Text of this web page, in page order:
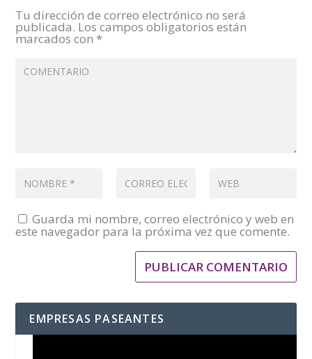
Tu dirección de correo electrónico no será
publicada. Los campos obligatorios están
marcados con *
Guarda mi nombre, correo electrónico y web en
este navegador para la próxima vez que comente.
EMPRESAS PASEANTES